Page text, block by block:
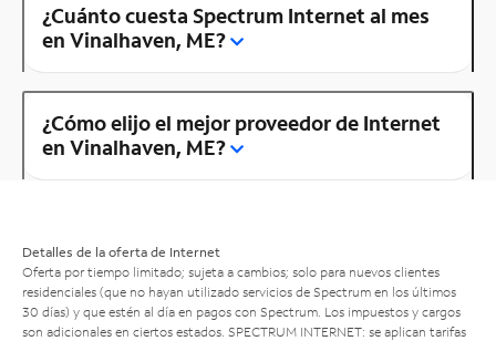
¿Cuánto cuesta Spectrum Internet al mes
en Vinalhaven, ME?
¿Cómo elijo el mejor proveedor de Internet
en Vinalhaven, ME?
Detalles de la oferta de Internet
Oferta por tiempo limitado; sujeta a cambios; solo para nuevos clientes
residenciales (que no hayan utilizado servicios de Spectrum en los últimos
30 días) y que estén al día en pagos con Spectrum. Los impuestos y cargos
son adicionales en ciertos estados. SPECTRUM INTERNET: se aplican tarifas